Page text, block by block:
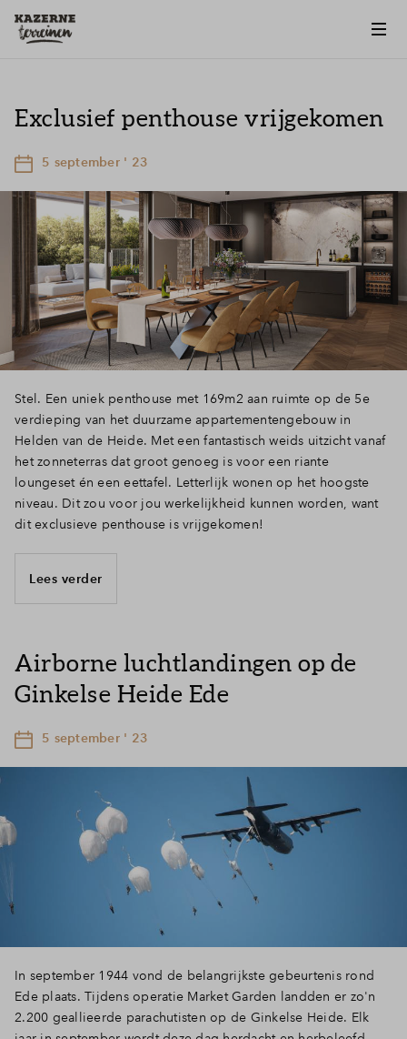
Inloggen
Exclusief penthouse vrijgekomen
5 september ' 23
Stel. Een uniek penthouse met 169m2 aan ruimte op de 5e
verdieping van het duurzame appartementengebouw in
Helden van de Heide. Met een fantastisch weids uitzicht vanaf
het zonneterras dat groot genoeg is voor een riante
loungeset én een eettafel. Letterlijk wonen op het hoogste
niveau. Dit zou voor jou werkelijkheid kunnen worden, want
dit exclusieve penthouse is vrijgekomen!
Lees verder
Airborne luchtlandingen op de
Ginkelse Heide Ede
5 september ' 23
In september 1944 vond de belangrijkste gebeurtenis rond
Ede plaats. Tijdens operatie Market Garden landden er zo'n
2.200 geallieerde parachutisten op de Ginkelse Heide. Elk